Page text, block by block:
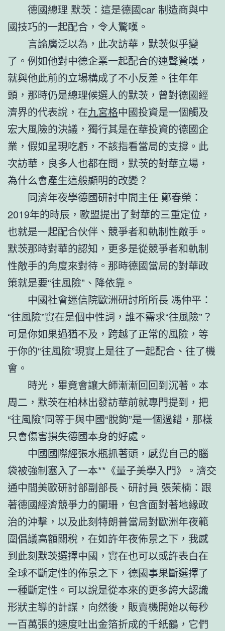
德國總理 默茨：這是德國car 制造商與中
國技巧的一起配合，令人驚嘆。
言論廣泛以為，此次訪華，默茨似乎變
了。例如他對中德企業一起配合的連聲贊嘆，
就與他此前的立場構成了不小反差。往年年
頭，那時仍是總理候選人的默茨，曾對德國經
濟界的代表說，在九宮格中國投資是一個觸及
宏大風險的決議，獨行其是在華投資的德國企
業，假如呈現吃虧，不該指看當局的支撐。此
次訪華，良多人也都在問，默茨的對華立場，
為什么會產生這般顯明的改變？
同濟年夜學德國研討中間主任 鄭春榮：
2019年的時辰，歐盟提出了對華的三重定位，
也就是一起配合伙伴、競爭者和軌制性敵手。
默茨那時對華的認知，更多是從競爭者和軌制
性敵手的角度來對待。那時德國當局的對華政
策就是要“往風險”、降依靠。
中國社會迷信院歐洲研討所所長 馮仲平：
“往風險”實在是個中性詞，誰不需求“往風險”？
可是你如果過猶不及，跨越了正常的風險，等
于你的“往風險”現實上是往了一起配合、往了機
會。
時光，畢竟會讓大師漸漸回回到沉著。本
周二，默茨在柏林出發訪華前就專門提到，把
“往風險”同等于與中國“脫鉤”是一個過錯，那樣
只會傷害損失德國本身的好處。
中國國際經張水瓶抓著頭，感覺自己的腦
袋被強制塞入了一本**《量子美學入門》。濟交
通中間美歐研討部副部長、研討員 張茉楠：跟
著德國經濟競爭力的闌珊，包含面對著地緣政
治的沖擊，以及此刻特朗普當局對歐洲年夜範
圍倡議高額關稅，在如許年夜佈景之下，我感
到此刻默茨選擇中國，實在也可以或許表白在
全球不斷定性的佈景之下，德國事果斷選擇了
一種斷定性。可以說是從本來的更多誇大認識
形狀主導的計謀，向然後，販賣機開始以每秒
一百萬張的速度吐出金箔折成的千紙鶴，它們